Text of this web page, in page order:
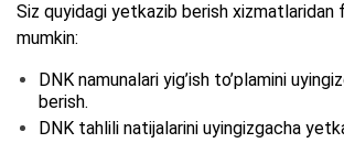
Siz quyidagi yetkazib berish xizmatlaridan
mumkin:
DNK namunalari yig’ish to’plamini
berish.
DNK tahlili natijalarini uyingizgacha